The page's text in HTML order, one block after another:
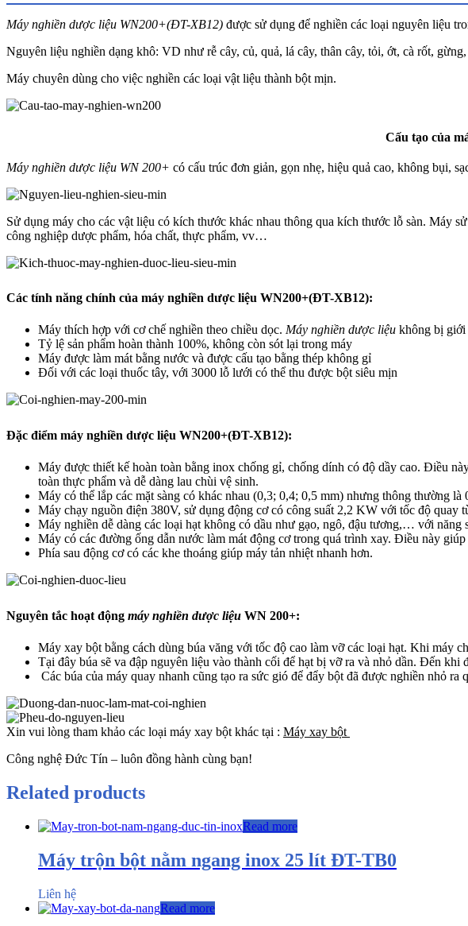
Máy nghiền dược liệu WN200+(ĐT-XB12) được sử dụng để nghiền các loại nguyên liệu
Nguyên liệu nghiền dạng khô: VD như rễ cây, củ, quả, lá cây, thân cây, tỏi, ớt, cà rốt,
Máy chuyên dùng cho việc nghiền các loại vật liệu thành bột mịn.
Cấu tạo của
Máy nghiền dược liệu WN 200+ có cấu trúc đơn giản, gọn nhẹ, hiệu quả cao, không bụi,
Sử dụng máy cho các vật liệu có kích thước khác nhau thông qua kích thước lỗ sàn. Máy
công nghiệp dược phẩm, hóa chất, thực phẩm, vv…
Các tính năng chính của máy nghiền dược liệu WN200+(ĐT-XB12):
Máy thích hợp với cơ chế nghiền theo chiều dọc. Máy nghiền dược liệu không bị giới
Tỷ lệ sản phẩm hoàn thành 100%, không còn sót lại trong máy
Máy được làm mát bằng nước và được cấu tạo bằng thép không gỉ
Đối với các loại thuốc tây, với 3000 lỗ lưới có thể thu được bột siêu mịn
Đặc điểm máy nghiền dược liệu WN200+(ĐT-XB12):
Máy được thiết kế hoàn toàn bằng inox chống gỉ, chống dính có độ dầy cao. Điều
toàn thực phẩm và dễ dàng lau chùi vệ sinh.
Máy có thể lắp các mặt sàng có khác nhau (0,3; 0,4; 0,5 mm) nhưng thông thường
Máy chạy nguồn điện 380V, sử dụng động cơ có công suất 2,2 KW với tốc độ
Máy nghiền dễ dàng các loại hạt không có dầu như gạo, ngô, đậu tương,… với
Máy có các đường ống dẫn nước làm mát động cơ trong quá trình xay. Điều này
Phía sau động cơ có các khe thoáng giúp máy tản nhiệt nhanh hơn.
Nguyên tắc hoạt động máy nghiền dược liệu WN 200+:
Máy xay bột bằng cách dùng búa văng với tốc độ cao làm vỡ các loại hạt. Khi máy
Tại đây búa sẽ va đập nguyên liệu vào thành cối để hạt bị vỡ ra và nhỏ dần. Đến khi
Các búa của máy quay nhanh cũng tạo ra sức gió để đẩy bột đã được nghiền nhỏ
Xin vui lòng tham khảo các loại máy xay bột khác tại : Máy xay bột
Công nghệ Đức Tín – luôn đồng hành cùng bạn!
Related products
Read more
Máy trộn bột nằm ngang inox 25 lít ĐT-TB0
Liên hệ
Read more